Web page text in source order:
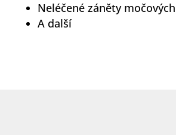
Neléčené záněty
A další